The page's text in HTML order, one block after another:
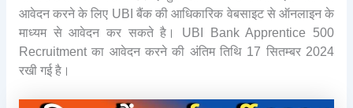
आवेदन करने के लिए UBI बैंक की आधिकारिक वेबसाइट से ऑनलाइन के
माध्यम से आवेदन कर सकते है। UBI Bank Apprentice 500
Recruitment का आवेदन करने की अंतिम तिथि 17 सितम्बर 2024
रखी गई है।